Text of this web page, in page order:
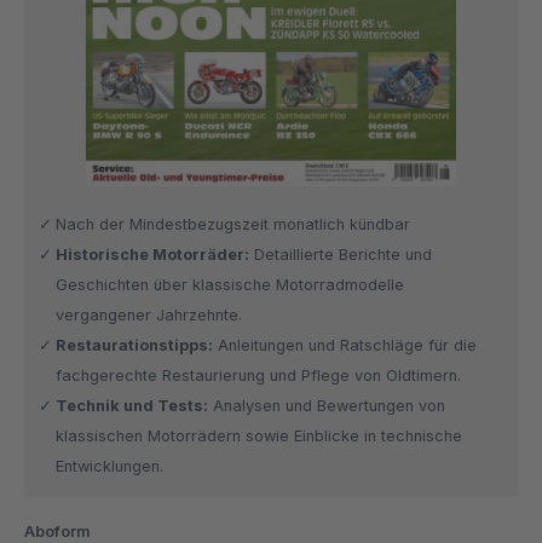
Nach der Mindestbezugszeit monatlich kündbar
Historische Motorräder: Detaillierte Berichte und
Geschichten über klassische Motorradmodelle
vergangener Jahrzehnte.
Restaurationstipps: Anleitungen und Ratschläge für die
fachgerechte Restaurierung und Pflege von Oldtimern.
Technik und Tests: Analysen und Bewertungen von
klassischen Motorrädern sowie Einblicke in technische
Entwicklungen.
Aboform